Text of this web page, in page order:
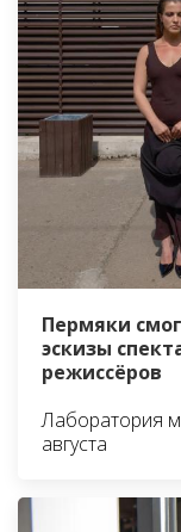
Пермяки
эскизы
режиссёров
Лаборатория
августа